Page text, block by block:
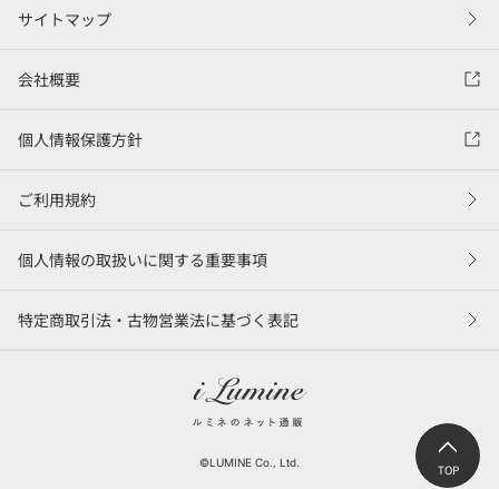
TOP
サイトマップ
会社概要
個人情報保護方針
ご利用規約
個人情報の取扱いに関する重要事項
特定商取引法・古物営業法に基づく表記
©LUMINE Co., Ltd.